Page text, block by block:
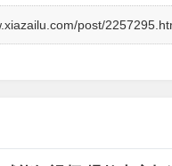
post/